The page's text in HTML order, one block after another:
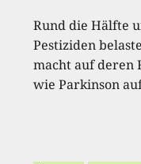
Rund die Hälfte
Pestiziden
macht auf deren
wie Parkinson